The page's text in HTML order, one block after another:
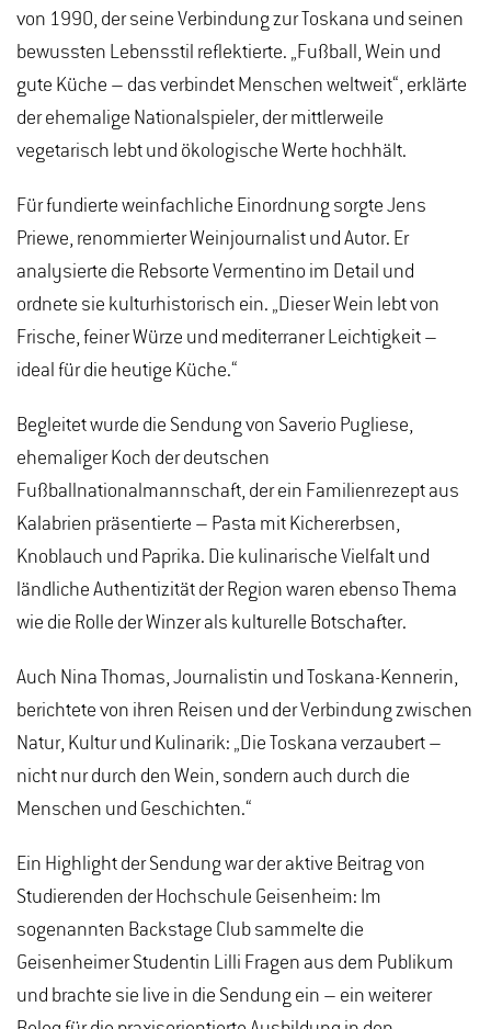
von 1990, der seine Verbindung zur Toskana und seinen
bewussten Lebensstil reflektierte. „Fußball, Wein und
gute Küche – das verbindet Menschen weltweit“, erklärte
der ehemalige Nationalspieler, der mittlerweile
vegetarisch lebt und ökologische Werte hochhält.
Für fundierte weinfachliche Einordnung sorgte Jens
Priewe, renommierter Weinjournalist und Autor. Er
analysierte die Rebsorte Vermentino im Detail und
ordnete sie kulturhistorisch ein. „Dieser Wein lebt von
Frische, feiner Würze und mediterraner Leichtigkeit –
ideal für die heutige Küche.“
Begleitet wurde die Sendung von Saverio Pugliese,
ehemaliger Koch der deutschen
Fußballnationalmannschaft, der ein Familienrezept aus
Kalabrien präsentierte – Pasta mit Kichererbsen,
Knoblauch und Paprika. Die kulinarische Vielfalt und
ländliche Authentizität der Region waren ebenso Thema
wie die Rolle der Winzer als kulturelle Botschafter.
Auch Nina Thomas, Journalistin und Toskana-Kennerin,
berichtete von ihren Reisen und der Verbindung zwischen
Natur, Kultur und Kulinarik: „Die Toskana verzaubert –
nicht nur durch den Wein, sondern auch durch die
Menschen und Geschichten.“
Ein Highlight der Sendung war der aktive Beitrag von
Studierenden der Hochschule Geisenheim: Im
sogenannten Backstage Club sammelte die
Geisenheimer Studentin Lilli Fragen aus dem Publikum
und brachte sie live in die Sendung ein – ein weiterer